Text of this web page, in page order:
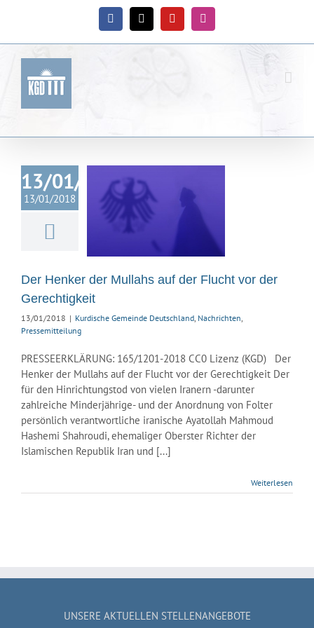
Facebook
X YouTubeInstagram
13/01/2018
13/01/2018
der
auf der
Der Henker der Mullahs auf der Flucht vor der
Gerechtigkeit
13/01/2018 | Kurdische Gemeinde Deutschland Nachrichten
Pressemitteilung
PRESSEERKLÄRUNG: 165/1201-2018 CC0 Lizenz (KGD) Der
Henker der Mullahs auf der Flucht vor der Gerechtigkeit Der
für den Hinrichtungstod von vielen Iranern -darunter
zahlreiche Minderjährige- und der Anordnung von Folter
persönlich verantwortliche iranische Ayatollah Mahmoud
Hashemi Shahroudi, ehemaliger Oberster Richter der
Islamischen Republik Iran und [...]
Weiterlesen
UNSERE AKTUELLEN STELLENANGEBOTE